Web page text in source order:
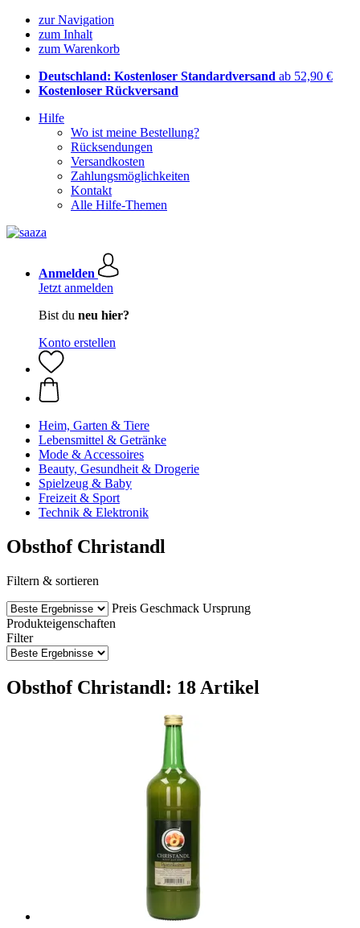
zur Navigation
zum Inhalt
zum Warenkorb
Deutschland: Kostenloser Standardversand ab 52,90 €
Kostenloser Rückversand
Hilfe
Wo ist meine Bestellung?
Rücksendungen
Versandkosten
Zahlungsmöglichkeiten
Kontakt
Alle Hilfe-Themen
Anmelden
Jetzt anmelden
Bist du neu hier?
Konto erstellen
Heim, Garten & Tiere
Lebensmittel & Getränke
Mode & Accessoires
Beauty, Gesundheit & Drogerie
Spielzeug & Baby
Freizeit & Sport
Technik & Elektronik
Obsthof Christandl
Filtern & sortieren
Preis Geschmack Ursprung
Produkteigenschaften
Filter
Obsthof Christandl: 18 Artikel